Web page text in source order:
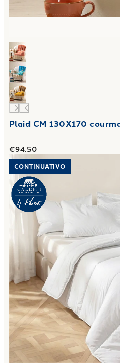
Plaid CM 130X170
€94.50
Link to "Piumone Premium
CONTINUATIVO